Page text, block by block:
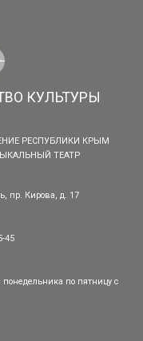
КУЛЬТУРЫ
РЕСПУБЛИКИ КРЫМ
ТЕАТР
пр. Кирова, д. 17
45
по пятницу с